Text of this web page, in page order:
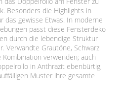
Besonders die Highlights in
das gewisse Etwas. In moderne
passt diese Fensterdeko
durch die lebendige Struktur
Verwandte Grautöne, Schwarz
verwenden; auch
in Anthrazit ebenbürtig,
Muster ihre gesamte